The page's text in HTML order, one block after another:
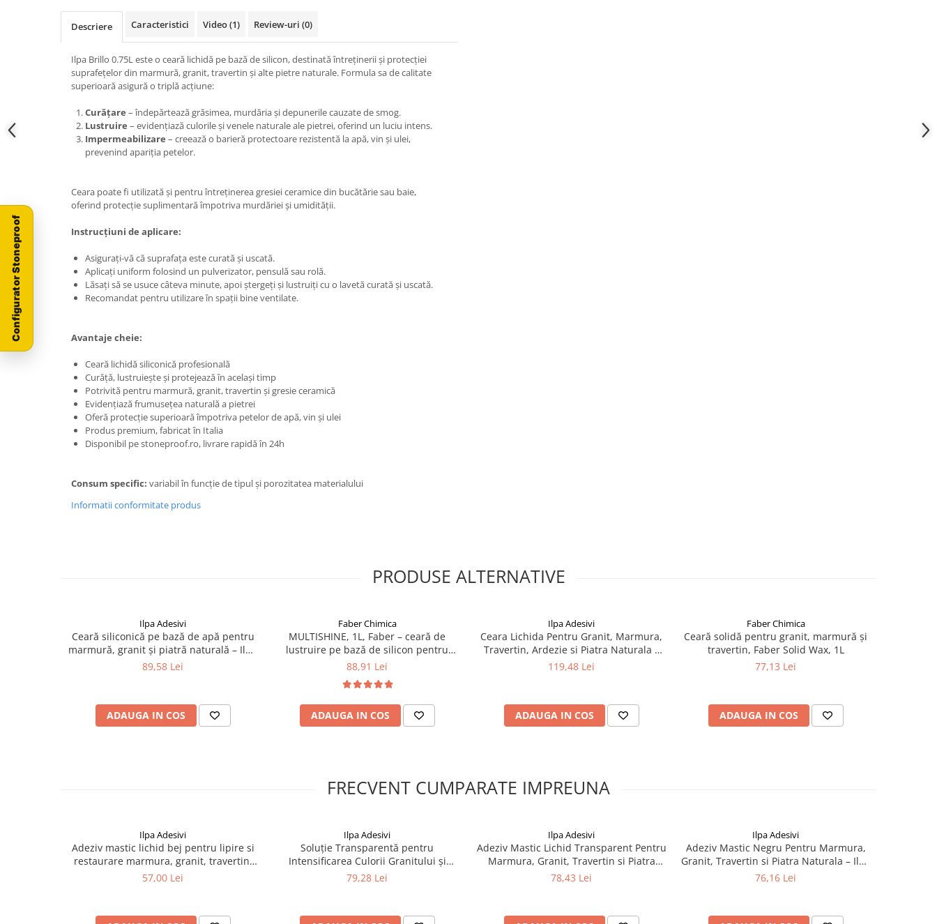
Descriere Caracteristici Video(1) Review-uri (0)
Ilpa Brillo 0.75L este o ceară lichidă pe bază de silicon, destinată întreținerii și protecției
suprafețelor din marmură, granit, travertin și alte pietre naturale. Formula sa de calitate
superioară asigură o triplă acțiune:
Curățare – îndepărtează grăsimea, murdăria și depunerile cauzate de smog.
Lustruire – evidențiază culorile și venele naturale ale pietrei, oferind un luciu intens.
Impermeabilizare – creează o barieră protectoare rezistentă la apă, vin și ulei,
prevenind apariția petelor.
Ceara poate fi utilizată și pentru întreținerea gresiei ceramice din bucătărie sau baie,
oferind protecție suplimentară împotriva murdăriei și umidității.
Instrucțiuni de aplicare:
Asigurați-vă că suprafața este curată și uscată.
Aplicați uniform folosind un pulverizator, pensulă sau rolă.
Lăsați să se usuce câteva minute, apoi ștergeți și lustruiți cu o lavetă curată și uscată.
Recomandat pentru utilizare în spații bine ventilate.
Avantaje cheie:
Ceară lichidă siliconică profesională
Curăță, lustruiește și protejează în același timp
Potrivită pentru marmură, granit, travertin și gresie ceramică
Evidențiază frumusețea naturală a pietrei
Oferă protecție superioară împotriva petelor de apă, vin și ulei
Produs premium, fabricat în Italia
Disponibil pe stoneproof.ro, livrare rapidă în 24h
Consum specific: variabil în funcție de tipul și porozitatea materialului
Informatii conformitate produs
PRODUSE ALTERNATIVE
Ilpa Adesivi
Ceară siliconică pe bază de apă pentru
marmură, granit și piatră naturală – Ilpa
Brillo Aqua 1L
89,58 Lei
ADAUGA IN COS
Faber Chimica
MULTISHINE, 1L, Faber – ceară de
lustruire pe bază de silicon pentru
marmură, granit, travertin și piatră
88,91 Lei
ADAUGA IN COS
Ilpa Adesivi
Ceara Lichida Pentru Granit, Marmura,
Travertin, Ardezie si Piatra Naturala –
Ilpa Extra Wax 0.75L
119,48 Lei
ADAUGA IN COS
Faber Chimica
Ceară solidă pentru granit, marmură și
travertin, Faber Solid Wax, 1L
77,13 Lei
ADAUGA IN COS
FRECVENT CUMPARATE IMPREUNA
Ilpa Adesivi
Adeziv mastic lichid bej pentru lipire si
restaurare marmura, granit, travertin,
piatra naturala, Ilpa, Jolly Paglierino
57,00 Lei
Ilpa Adesivi
Soluție Transparentă pentru
Intensificarea Culorii Granitului și
Marmurei – Ilpa Granilux Neutral 1L
79,28 Lei
Ilpa Adesivi
Adeziv Mastic Lichid Transparent Pentru
Marmura, Granit, Travertin si Piatra
Naturala – Ilpa Jolly Transparent Liquido
78,43 Lei
Ilpa Adesivi
Adeziv Mastic Negru Pentru Marmura,
Granit, Travertin si Piatra Naturala – Ilpa
Jolly TIXO Nero 750ml cu Catalizator
76,16 Lei
Configurator Stoneproof